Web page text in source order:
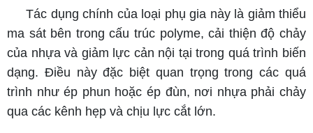
Tác dụng chính của loại phụ gia này là giảm thiểu
ma sát bên trong cấu trúc polyme, cải thiện độ chảy
của nhựa và giảm lực cản nội tại trong quá trình biến
dạng. Điều này đặc biệt quan trọng trong các quá
trình như ép phun hoặc ép đùn, nơi nhựa phải chảy
qua các kênh hẹp và chịu lực cắt lớn.